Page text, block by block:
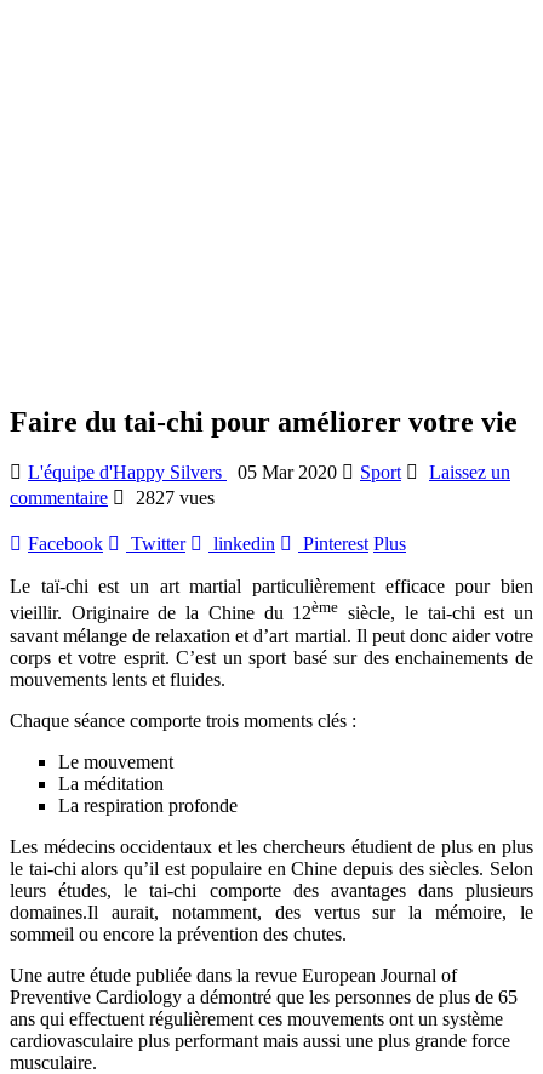
Faire du tai-chi pour améliorer votre vie
L'équipe d'Happy Silvers 05 Mar 2020 Sport
Laissez un
commentaire
2827 vues
Facebook Twitter linkedin Pinterest Plus
Le taï-chi est un art martial particulièrement efficace pour bien
vieillir. Originaire de la Chine du 12ème siècle, le tai-chi est un
savant mélange de relaxation et d’art martial. Il peut donc aider votre
corps et votre esprit. C’est un sport basé sur des enchainements de
mouvements lents et fluides.
Chaque séance comporte trois moments clés :
Le mouvement
La méditation
La respiration profonde
Les médecins occidentaux et les chercheurs étudient de plus en plus
le tai-chi alors qu’il est populaire en Chine depuis des siècles. Selon
leurs études, le tai-chi comporte des avantages dans plusieurs
domaines.Il aurait, notamment, des vertus sur la mémoire, le
sommeil ou encore la prévention des chutes.
Une autre étude publiée dans la revue European Journal of
Preventive Cardiology a démontré que les personnes de plus de 65
ans qui effectuent régulièrement ces mouvements ont un système
cardiovasculaire plus performant mais aussi une plus grande force
musculaire.